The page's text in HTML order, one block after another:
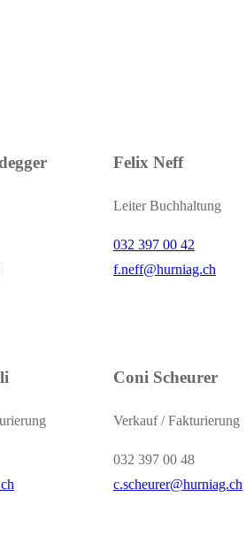
Felix Neff
Leiter Buchhaltung
032 397 00 42
f.neff@hurniag.ch
Coni Scheurer
Verkauf / Fakturierung
032 397 00 48
c.scheurer@hurniag.ch